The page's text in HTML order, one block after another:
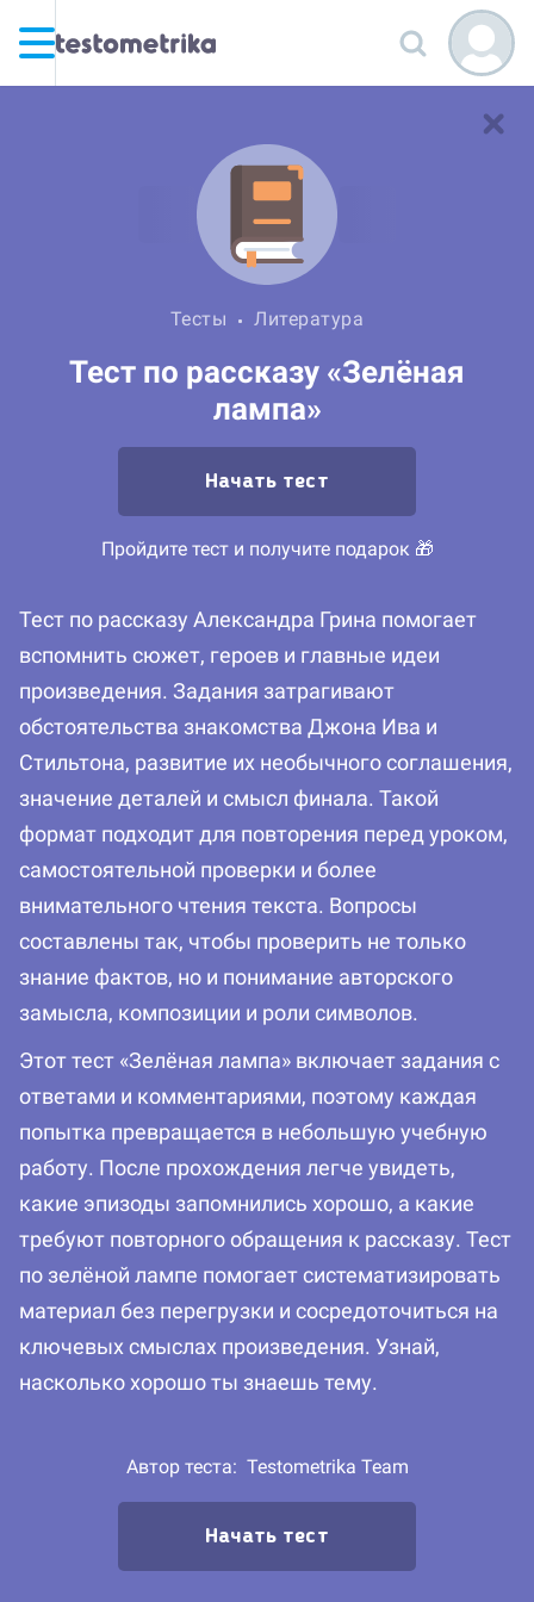
Тесты Литература
Тест по рассказу «Зелёная
лампа»
Начать тест
Пройдите тест и получите подарок 🎁
Тест по рассказу Александра Грина помогает
вспомнить сюжет, героев и главные идеи
произведения. Задания затрагивают
обстоятельства знакомства Джона Ива и
Стильтона, развитие их необычного соглашения,
значение деталей и смысл финала. Такой
формат подходит для повторения перед уроком,
самостоятельной проверки и более
внимательного чтения текста. Вопросы
составлены так, чтобы проверить не только
знание фактов, но и понимание авторского
замысла, композиции и роли символов.
Этот тест «Зелёная лампа» включает задания с
ответами и комментариями, поэтому каждая
попытка превращается в небольшую учебную
работу. После прохождения легче увидеть,
какие эпизоды запомнились хорошо, а какие
требуют повторного обращения к рассказу. Тест
по зелёной лампе помогает систематизировать
материал без перегрузки и сосредоточиться на
ключевых смыслах произведения. Узнай,
насколько хорошо ты знаешь тему.
Автор теста: Testometrika Team
Начать тест